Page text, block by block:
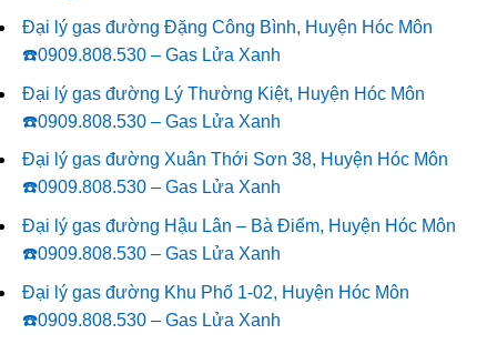
Đại lý gas đường Đặng Công Bình, Huyện Hóc Môn
☎️0909.808.530 – Gas Lửa Xanh
Đại lý gas đường Lý Thường Kiệt, Huyện Hóc Môn
☎️0909.808.530 – Gas Lửa Xanh
Đại lý gas đường Xuân Thới Sơn 38, Huyện Hóc Môn
☎️0909.808.530 – Gas Lửa Xanh
Đại lý gas đường Hậu Lân – Bà Điểm, Huyện Hóc Môn
☎️0909.808.530 – Gas Lửa Xanh
Đại lý gas đường Khu Phố 1-02, Huyện Hóc Môn
☎️0909.808.530 – Gas Lửa Xanh